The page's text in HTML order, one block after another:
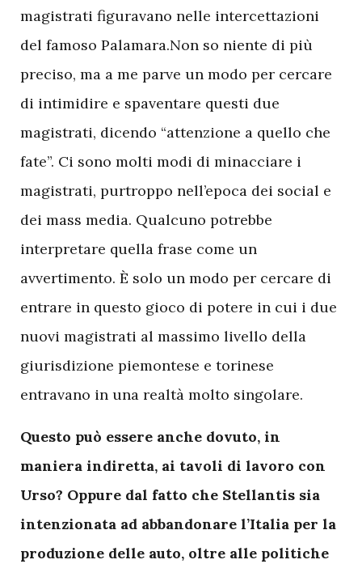
magistrati figuravano nelle intercettazioni
del famoso Palamara.Non so niente di più
preciso, ma a me parve un modo per cercare
di intimidire e spaventare questi due
magistrati, dicendo “attenzione a quello che
fate”. Ci sono molti modi di minacciare i
magistrati, purtroppo nell’epoca dei social e
dei mass media. Qualcuno potrebbe
interpretare quella frase come un
avvertimento. È solo un modo per cercare di
entrare in questo gioco di potere in cui i due
nuovi magistrati al massimo livello della
giurisdizione piemontese e torinese
entravano in una realtà molto singolare.
Questo può essere anche dovuto, in
maniera indiretta, ai tavoli di lavoro con
Urso? Oppure dal fatto che Stellantis sia
intenzionata ad abbandonare l’Italia per la
produzione delle auto, oltre alle politiche